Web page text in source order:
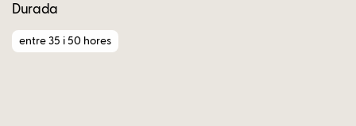
Durada
entre 35 i 50 hores